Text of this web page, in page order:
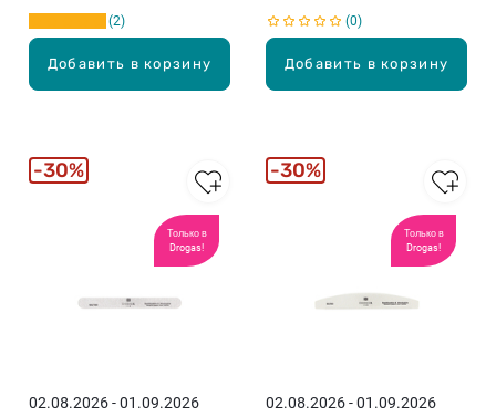
Добавить в корзину
2
Добавить в корзину
0
Только в
Drogas!
02.08.2026 - 01.09.2026
30%
Только в
Drogas!
02.08.2026 - 01.09.2026
30%